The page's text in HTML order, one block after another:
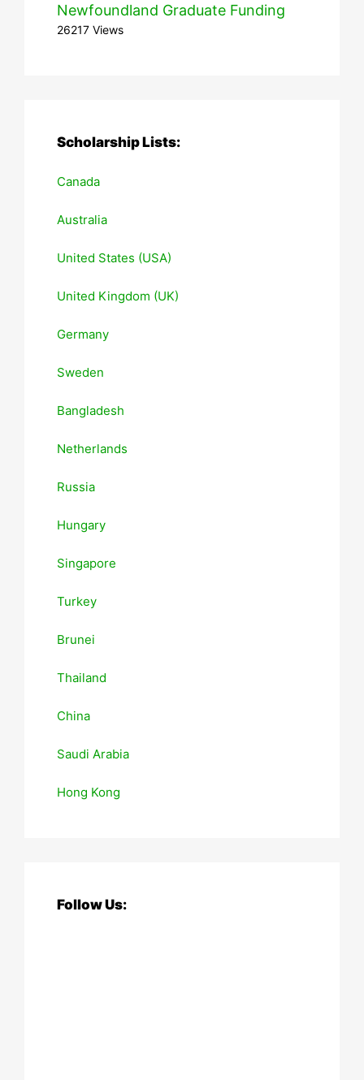
Newfoundland Graduate Funding
26217 Views
Scholarship Lists:
Canada
Australia
United States (USA)
United Kingdom (UK)
Germany
Sweden
Bangladesh
Netherlands
Russia
Hungary
Singapore
Turkey
Brunei
Thailand
China
Saudi Arabia
Hong Kong
Follow Us: